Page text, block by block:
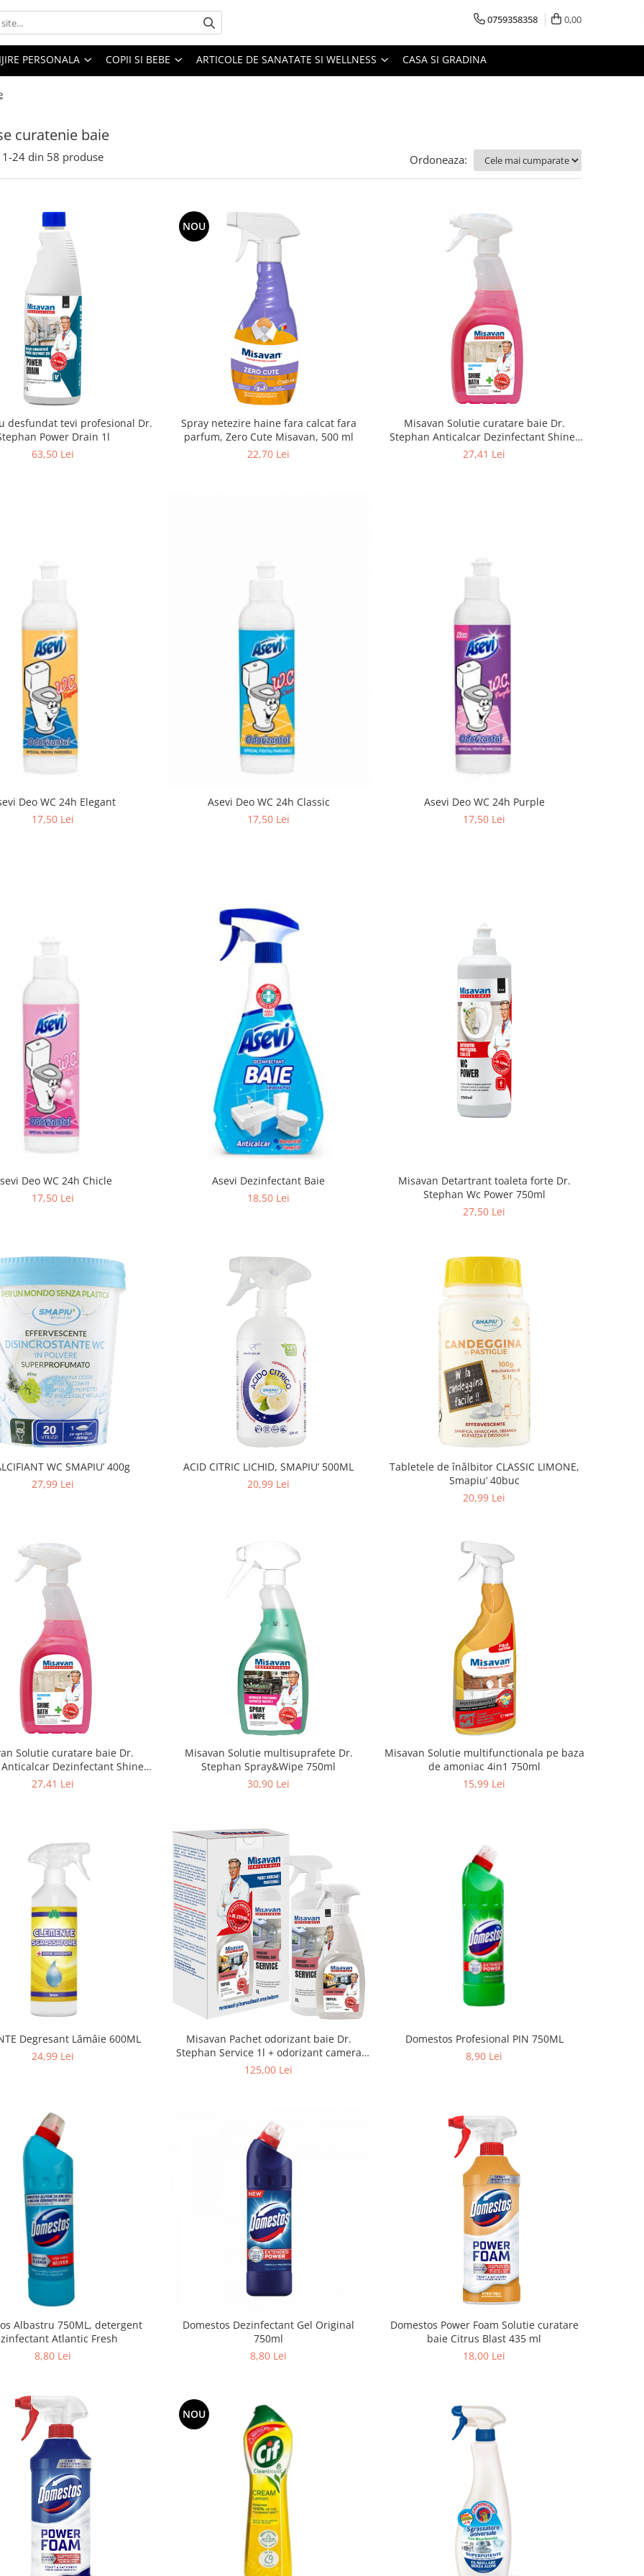
0759358358 0,00
PERSONALA COPII SI BEBE ARTICOLE DE SANATATE SI WELLNESS CASA SI GRADINA
curatenie baie
1-24 din 58 produse Ordoneaza:
desfundat tevi profesional Dr.
Power Drain 1l
63,50 Lei
NOU
Spray netezire haine fara calcat fara
parfum, Zero Cute Misavan, 500 ml
22,70 Lei
Misavan Solutie curatare baie Dr.
Stephan Anticalcar Dezinfectant Shine-
Bath 750ml
27,41 Lei
Deo WC 24h Elegant
17,50 Lei
Asevi Deo WC 24h Classic
17,50 Lei
Asevi Deo WC 24h Purple
17,50 Lei
Asevi Deo WC 24h Chicle
17,50 Lei
Asevi Dezinfectant Baie
18,50 Lei
Misavan Detartrant toaleta forte Dr.
Stephan Wc Power 750ml
27,50 Lei
WC SMAPIU’ 400g
27,99 Lei
ACID CITRIC LICHID, SMAPIU’ 500ML
20,99 Lei
Tabletele de înălbitor CLASSIC LIMONE,
Smapiu’ 40buc
20,99 Lei
Solutie curatare baie Dr.
Dezinfectant Shine-
Bath 750ml
27,41 Lei
Misavan Solutie multisuprafete Dr.
Stephan Spray&Wipe 750ml
30,90 Lei
Misavan Solutie multifunctionala pe baza
de amoniac 4in1 750ml
15,99 Lei
Degresant Lămâie 600ML
24,99 Lei
Misavan Pachet odorizant baie Dr.
Stephan Service 1l + odorizant camera
Dr. Stephan Tropical 750ml
125,00 Lei
Domestos Profesional PIN 750ML
8,90 Lei
Albastru 750ML, detergent
Atlantic Fresh
8,80 Lei
Domestos Dezinfectant Gel Original
750ml
8,80 Lei
Domestos Power Foam Solutie curatare
baie Citrus Blast 435 ml
18,00 Lei
NOU